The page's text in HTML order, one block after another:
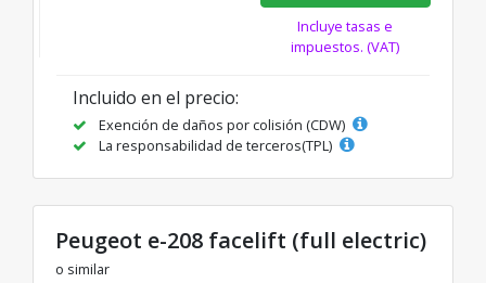
Incluye tasas e
impuestos. (VAT)
Incluido en el precio:
Exención de daños por colisión (CDW)
La responsabilidad de terceros(TPL)
Peugeot e-208 facelift (full electric)
o similar